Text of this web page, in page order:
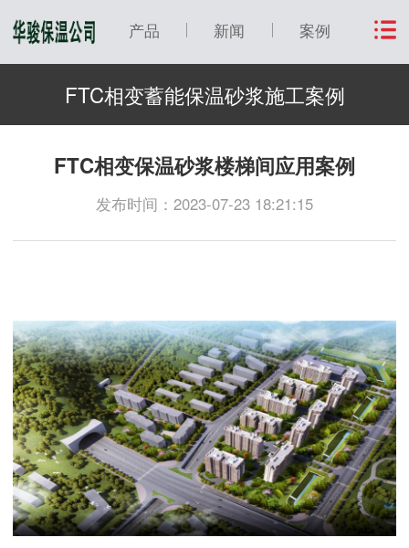
产品 新闻 案例
FTC相变蓄能保温砂浆施工案例
FTC相变保温砂浆楼梯间应用案例
发布时间：2023-07-23 18:21:15